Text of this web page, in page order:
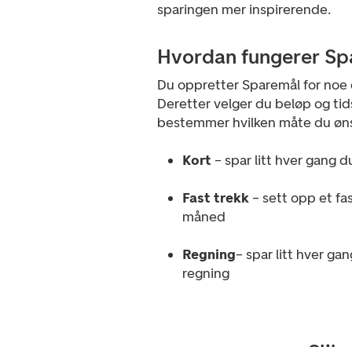
sparingen mer inspirerende.
Hvordan fungerer
Du oppretter Sparemål for noe
Deretter velger du beløp og
bestemmer hvilken måte du
Kort – spar litt hver gang
Fast trekk – sett opp et
måned
Regning– spar litt hver
regning